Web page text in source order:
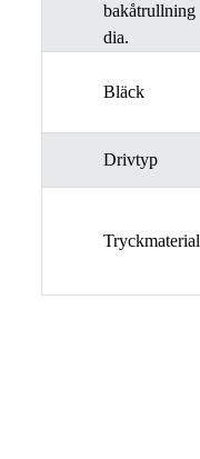
bakåtrullning
dia.
Bläck
Drivtyp
Tryckmaterial